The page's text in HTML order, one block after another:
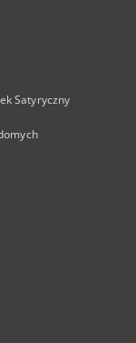
Satyryczny